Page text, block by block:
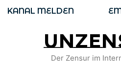
KANAL MELDEN
Der Zensur im